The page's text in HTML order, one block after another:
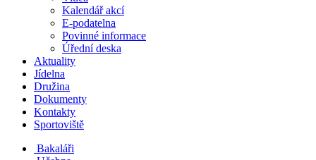
Kalendář akcí
E-podatelna
Povinné informace
Úřední deska
Aktuality
Jídelna
Družina
Dokumenty
Kontakty
Sportoviště
Bakaláři